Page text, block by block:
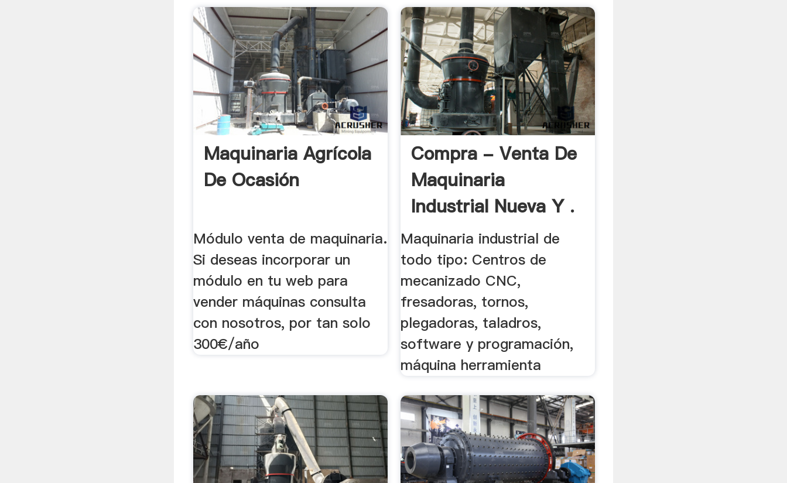
Maquinaria Agrícola
De Ocasión
Módulo venta de maquinaria.
Si deseas incorporar un
módulo en tu web para
vender máquinas consulta
con nosotros, por tan solo
300€/año
Compra - Venta De
Maquinaria
Industrial Nueva Y .
Maquinaria industrial de
todo tipo: Centros de
mecanizado CNC,
fresadoras, tornos,
plegadoras, taladros,
software y programación,
máquina herramienta